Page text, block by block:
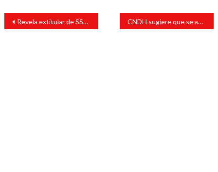
Navegación
entradas
Revela extitular de SSP desvío de recursos de Yunes para simular de recuperar de bienes CNDH sugiere que se analice 114 muestras para determinar si son de los 43